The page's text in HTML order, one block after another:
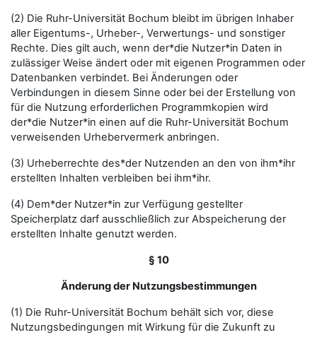
(2) Die Ruhr-Universität Bochum bleibt im übrigen Inhaber
aller Eigentums-, Urheber-, Verwertungs- und sonstiger
Rechte. Dies gilt auch, wenn der*die Nutzer*in Daten in
zulässiger Weise ändert oder mit eigenen Programmen oder
Datenbanken verbindet. Bei Änderungen oder
Verbindungen in diesem Sinne oder bei der Erstellung von
für die Nutzung erforderlichen Programmkopien wird
der*die Nutzer*in einen auf die Ruhr-Universität Bochum
verweisenden Urhebervermerk anbringen.
(3) Urheberrechte des*der Nutzenden an den von ihm*ihr
erstellten Inhalten verbleiben bei ihm*ihr.
(4) Dem*der Nutzer*in zur Verfügung gestellter
Speicherplatz darf ausschließlich zur Abspeicherung der
erstellten Inhalte genutzt werden.
§ 10
Änderung der Nutzungsbestimmungen
(1) Die Ruhr-Universität Bochum behält sich vor, diese
Nutzungsbedingungen mit Wirkung für die Zukunft zu